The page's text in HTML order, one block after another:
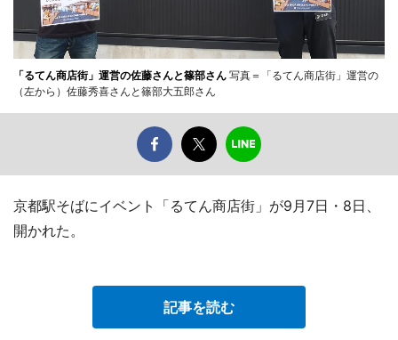
「るてん商店街」運営の佐藤さんと篠部さん 写真＝「るてん商店街」運営の
（左から）佐藤秀喜さんと篠部大五郎さん
京都駅そばにイベント「るてん商店街」が9月7日・8日、
開かれた。
記事を読む